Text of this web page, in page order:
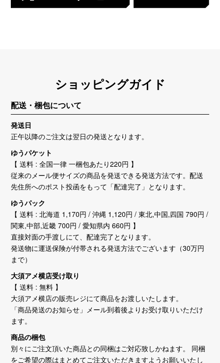
ショッピングガイド
配送・梱包について
発送日
正午以降のご注文は翌日の発送となります。
ゆうパケット
【 送料 : 全国一律 一梱包あたり220円 】
従来のメール便サイズの商品を発送できる発送方法です。配送
先住所へのポスト投函をもって「配達完了」となります。
ゆうパック
【 送料 : 北海道 1,170円 / 沖縄 1,120円 / 東北,中国,四国 790円 /
関東,中部,近畿 700円 / 愛知県内 660円 】
直接対面の手渡しにて、配達完了となります。
発送物に運送保険が付帯される発送方法でございます（30万円
まで）
大須アメ横店受け取り
【 送料 : 無料 】
大須アメ横店の販売レジにて商品をお渡しいたします。
「商品発送のお知らせ」メール到着後よりお受け取りいただけ
ます。
商品の梱包
別々にご注文頂いた商品との同梱はご対応致しかねます。 同梱
をご希望の際はまとめてご注文いただきますようお願いいたし